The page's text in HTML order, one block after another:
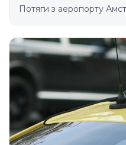
Потяги з аеропорту